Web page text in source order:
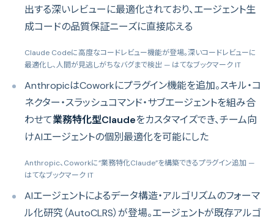
出する深いレビューに最適化されており、エージェント生
成コードの品質保証ニーズに直接応える
Claude Codeに高度なコードレビュー機能が登場。深いコードレビューに
最適化し、人間が見逃しがちなバグまで検出 — はてなブックマーク IT
AnthropicはCoworkにプラグイン機能を追加。スキル・コ
ネクター・スラッシュコマンド・サブエージェントを組み合
わせて業務特化型Claudeをカスタマイズでき、チーム向
けAIエージェントの個別最適化を可能にした
Anthropic、Coworkに”業務特化Claude”を構築できるプラグイン追加 —
はてなブックマーク IT
AIエージェントによるデータ構造・アルゴリズムのフォーマ
ル化研究（AutoCLRS）が登場。エージェントが既存アルゴ